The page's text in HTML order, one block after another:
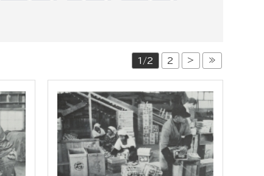
開発審査課
消防
消防総務課
1/2 2 > ≫